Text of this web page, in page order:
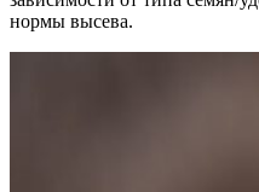
нормы высева.